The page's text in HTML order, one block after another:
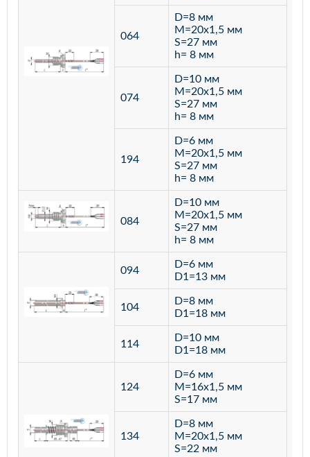
064
D=8 мм
M=20х1,5 мм
S=27 мм
h= 8 мм
074
D=10 мм
M=20х1,5 мм
S=27 мм
h= 8 мм
194
D=6 мм
M=20х1,5 мм
S=27 мм
h= 8 мм
084
D=10 мм
M=20х1,5 мм
S=27 мм
h= 8 мм
094
D=6 мм
D1=13 мм
104
D=8 мм
D1=18 мм
114
D=10 мм
D1=18 мм
124
D=6 мм
M=16х1,5 мм
S=17 мм
134
D=8 мм
M=20х1,5 мм
S=22 мм